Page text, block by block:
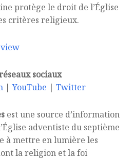
protège le droit de l’Église
critères religieux.
sociaux
|YouTube | Twitter
est une source d’information
adventiste du septième
à mettre en lumière les
la religion et la foi